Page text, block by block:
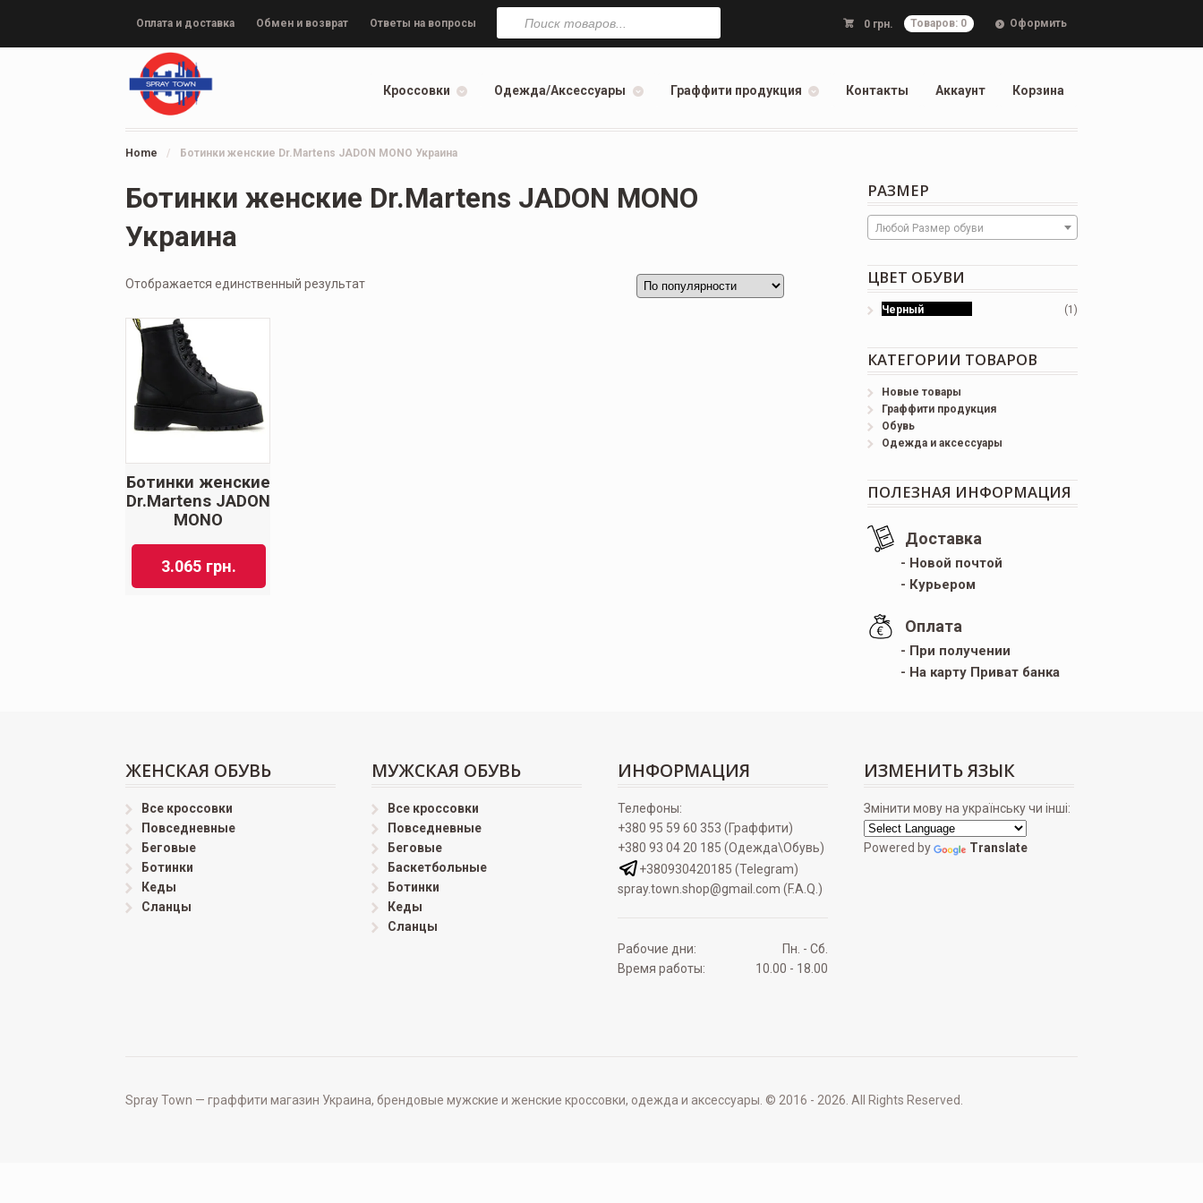
Оплата и доставка Обмен и возврат Ответы на вопросы 0 грн. Товаров: 0 Оформить
Поиск
товаров
Кроссовки Одежда/Аксессуары Граффити продукция Контакты Аккаунт Корзина
Home / Ботинки женские Dr.Martens JADON MONO Украина
Ботинки женские Dr.Martens JADON MONO
Украина
Отображается единственный результат
Ботинки женские
Dr.Martens JADON
MONO
3.065 грн.
РАЗМЕР
Любой Размер обуви
ЦВЕТ ОБУВИ
Черный (1)
КАТЕГОРИИ ТОВАРОВ
Новые товары
Граффити продукция
Обувь
Одежда и аксессуары
ПОЛЕЗНАЯ ИНФОРМАЦИЯ
Доставка
- Новой почтой
- Курьером
Оплата
- При получении
- На карту Приват банка
ЖЕНСКАЯ ОБУВЬ
Все кроссовки
Повседневные
Беговые
Ботинки
Кеды
Сланцы
МУЖСКАЯ ОБУВЬ
Все кроссовки
Повседневные
Беговые
Баскетбольные
Ботинки
Кеды
Сланцы
ИНФОРМАЦИЯ
Телефоны:
+380 95 59 60 353 (Граффити)
+380 93 04 20 185 (Одежда\Обувь)
+380930420185 (Telegram)
spray.town.shop@gmail.com (F.A.Q.)
Рабочие дни:
Пн. - Сб.
Время работы:
10.00 - 18.00
ИЗМЕНИТЬ ЯЗЫК
Змінити мову на українську чи інші:
Powered by Translate
Spray Town — граффити магазин Украина, брендовые мужские и женские кроссовки, одежда и аксессуары. © 2016 - 2026. All Rights Reserved.